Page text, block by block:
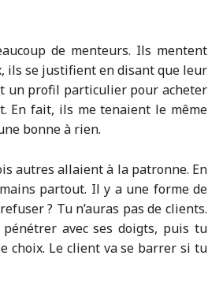
de menteurs. Ils mentent
ils se justifient en disant que leur
un profil particulier pour acheter
En fait, ils me tenaient le même
bonne à rien.
autres allaient à la patronne. En
partout. Il y a une forme de
? Tu n’auras pas de clients.
avec ses doigts, puis tu
choix. Le client va se barrer si tu